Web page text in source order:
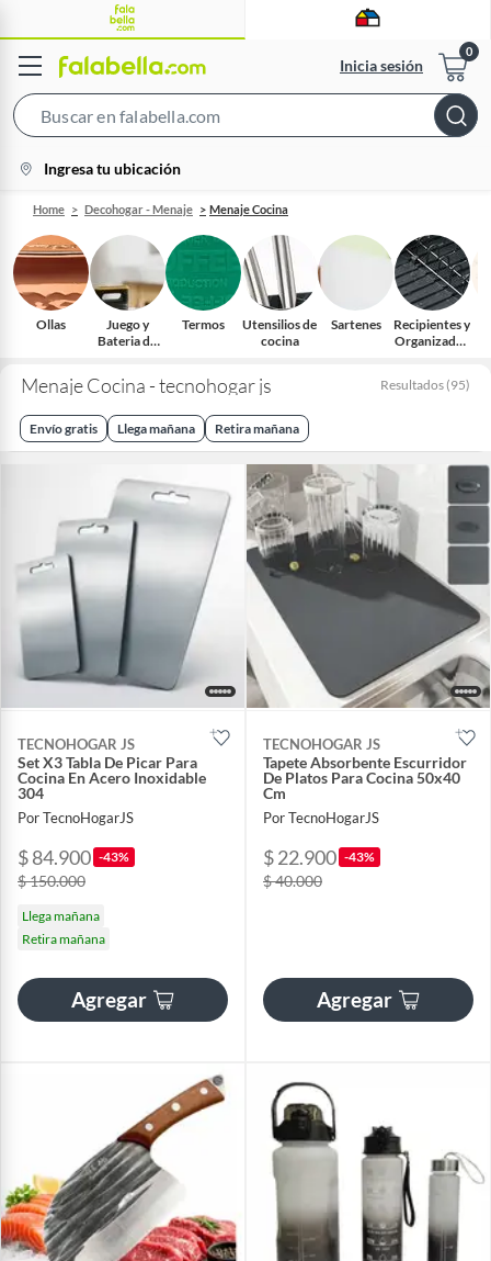
Inicia sesión
Bar
location-
icon
Ingresa tu ubicación
Home Decohogar - Menaje Menaje Cocina
Ollas
Juego y
Bateria de
Termos
Utensilios de
cocina
Sartenes
Recipientes y
Organizador
Menaje Cocina - tecnohogar js Resultados (95)
Envío gratis Llega mañana Retira mañana
TECNOHOGAR JS
Set X3 Tabla De Picar Para
Cocina En Acero Inoxidable
304
Por TecnoHogarJS
$ 84.900 -43%
$ 150.000
Llega mañana
Retira mañana
Agregar
TECNOHOGAR JS
Tapete Absorbente Escurridor
De Platos Para Cocina 50x40
Cm
Por TecnoHogarJS
$ 22.900 -43%
$ 40.000
Agregar